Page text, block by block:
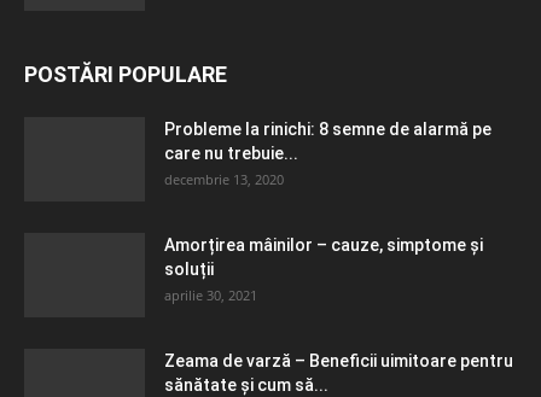
POSTĂRI POPULARE
Probleme la rinichi: 8 semne de alarmă pe
care nu trebuie...
decembrie 13, 2020
Amorțirea mâinilor – cauze, simptome și
soluții
aprilie 30, 2021
Zeama de varză – Beneficii uimitoare pentru
sănătate și cum să...